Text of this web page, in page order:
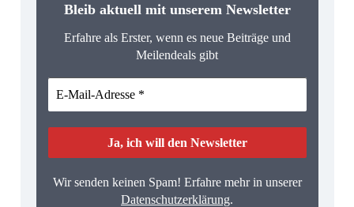
Bleib aktuell mit unserem Newsletter
Erfahre als Erster, wenn es neue Beiträge und
Meilendeals gibt
Wir senden keinen Spam! Erfahre mehr in unserer
Datenschutzerklärung.